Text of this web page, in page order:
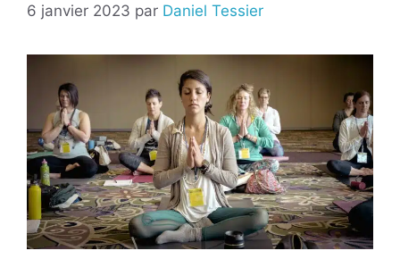
6 janvier 2023 par Daniel Tessier